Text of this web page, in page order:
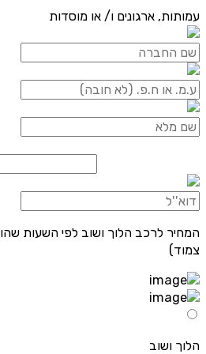
עמותות, ארגונים ו/ או מוסדות
המחיר לרכב הלוך ושוב לפי השעות
צמוד)
הלוך ושוב